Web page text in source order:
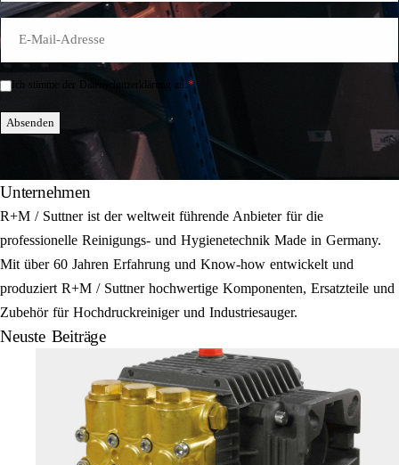
Mail
Einwilligung
Ich stimme der Datenschutzerklärung zu.*
Absenden
Unternehmen
R+M / Suttner ist der weltweit führende Anbieter für die
professionelle Reinigungs- und Hygienetechnik Made in Germany.
Mit über 60 Jahren Erfahrung und Know-how entwickelt und
produziert R+M / Suttner hochwertige Komponenten, Ersatzteile und
Zubehör für Hochdruckreiniger und Industriesauger.
Neuste Beiträge